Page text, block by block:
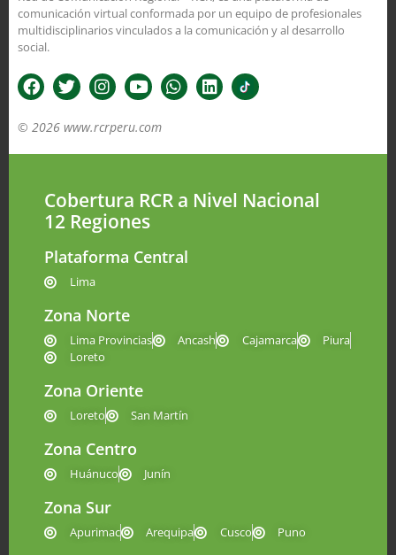
comunicación virtual conformada por un equipo de profesionales
multidisciplinarios vinculados a la comunicación y al desarrollo
social.
© 2026 www.rcrperu.com
Cobertura RCR a Nivel Nacional
12 Regiones
Plataforma Central
Lima
Zona Norte
Lima Provincias Ancash Cajamarca
Piura
Loreto
Zona Oriente
Loreto San Martín
Zona Centro
Huánuco Junín
Zona Sur
Apurimac Arequipa Cusco Puno